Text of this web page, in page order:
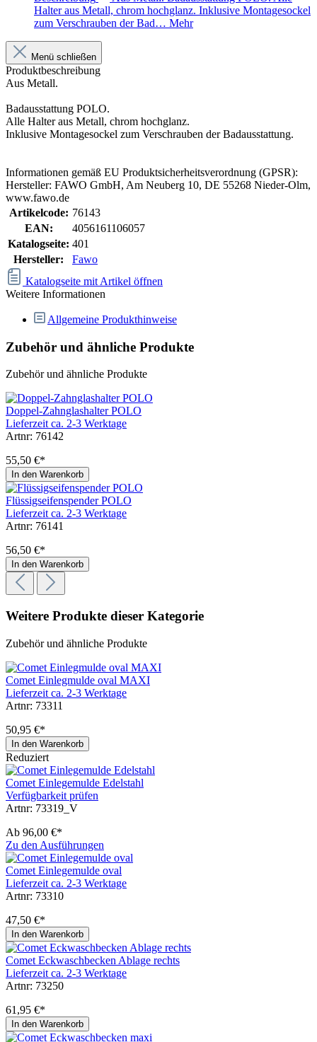
Halter aus Metall, chrom hochglanz. Inklusive Montagesockel
zum Verschrauben der Bad… Mehr
Menü schließen
Produktbeschreibung
Aus Metall.
Badausstattung POLO.
Alle Halter aus Metall, chrom hochglanz.
Inklusive Montagesockel zum Verschrauben der Badausstattung.
Informationen gemäß EU Produktsicherheitsverordnung (GPSR):
Hersteller: FAWO GmbH, Am Neuberg 10, DE 55268 Nieder-Olm,
www.fawo.de
Artikelcode: 76143
EAN:
4056161106057
Katalogseite: 401
Hersteller:
Fawo
Katalogseite mit Artikel öffnen
Weitere Informationen
Allgemeine Produkthinweise
Zubehör und ähnliche Produkte
Zubehör und ähnliche Produkte
Doppel-Zahnglashalter POLO
Lieferzeit ca. 2-3 Werktage
Artnr: 76142
55,50 €*
In den Warenkorb
Flüssigseifenspender POLO
Lieferzeit ca. 2-3 Werktage
Artnr: 76141
56,50 €*
In den Warenkorb
Weitere Produkte dieser Kategorie
Zubehör und ähnliche Produkte
Comet Einlegmulde oval MAXI
Lieferzeit ca. 2-3 Werktage
Artnr: 73311
50,95 €*
In den Warenkorb
Reduziert
Comet Einlegemulde Edelstahl
Verfügbarkeit prüfen
Artnr: 73319_V
Ab 96,00 €*
Zu den Ausführungen
Comet Einlegemulde oval
Lieferzeit ca. 2-3 Werktage
Artnr: 73310
47,50 €*
In den Warenkorb
Comet Eckwaschbecken Ablage rechts
Lieferzeit ca. 2-3 Werktage
Artnr: 73250
61,95 €*
In den Warenkorb